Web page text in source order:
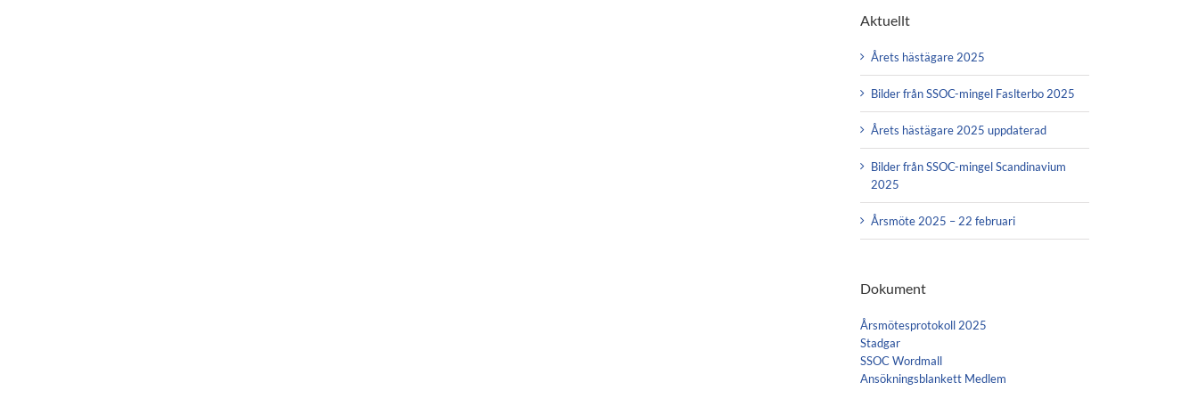
Aktuellt
Årets hästägare 2025
Bilder från SSOC-mingel Faslterbo 2025
Årets hästägare 2025 uppdaterad
Bilder från SSOC-mingel Scandinavium
2025
Årsmöte 2025 – 22 februari
Dokument
Årsmötesprotokoll 2025
Stadgar
SSOC Wordmall
Ansökningsblankett Medlem